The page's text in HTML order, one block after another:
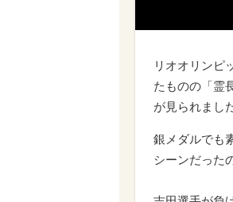
リオオリンピ
たものの「霊
が見られまし
銀メダルでも
シーンだった